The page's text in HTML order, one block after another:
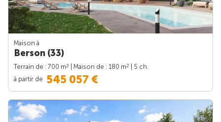
Maison à
Berson (33)
Terrain de : 700 m2 | Maison de : 180 m2
| 5 ch.
à partir de 545 057 €